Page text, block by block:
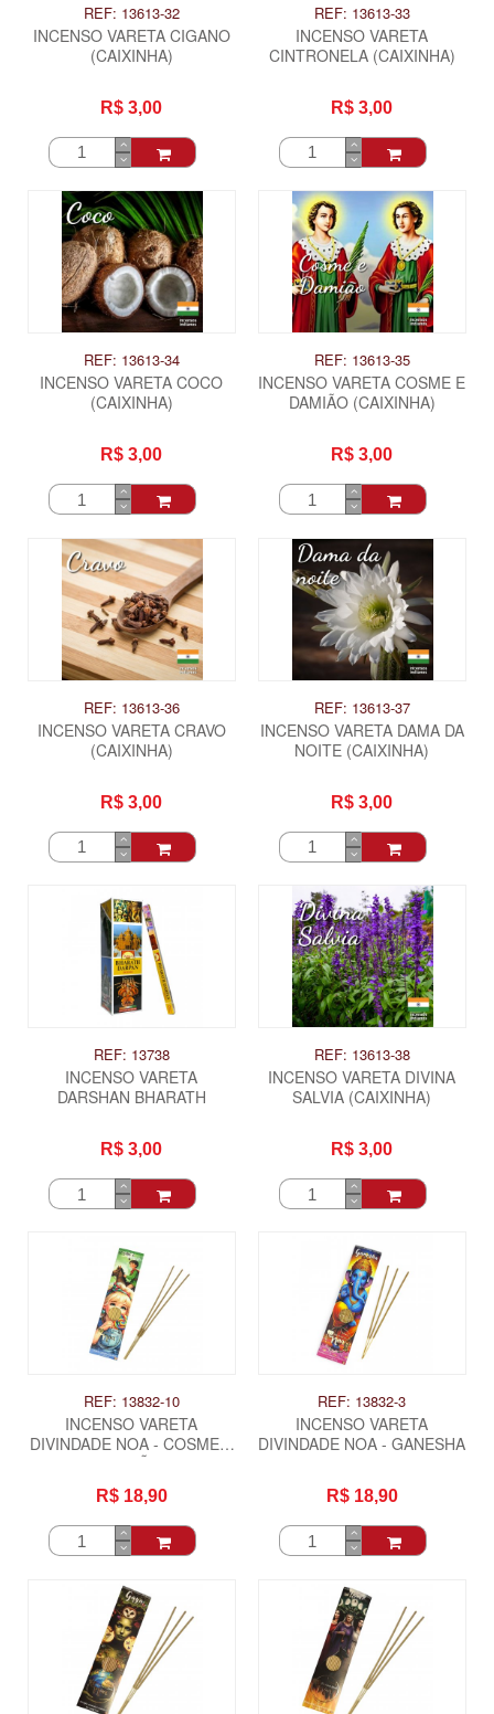
REF: 13613-32
INCENSO VARETA CIGANO
(CAIXINHA)
R$ 3,00
REF: 13613-33
INCENSO VARETA
CINTRONELA (CAIXINHA)
R$ 3,00
REF: 13613-34
INCENSO VARETA COCO
(CAIXINHA)
R$ 3,00
REF: 13613-35
INCENSO VARETA COSME E
DAMIÃO (CAIXINHA)
R$ 3,00
REF: 13613-36
INCENSO VARETA CRAVO
(CAIXINHA)
R$ 3,00
REF: 13613-37
INCENSO VARETA DAMA DA
NOITE (CAIXINHA)
R$ 3,00
REF: 13738
INCENSO VARETA
DARSHAN BHARATH
R$ 3,00
REF: 13613-38
INCENSO VARETA DIVINA
SALVIA (CAIXINHA)
R$ 3,00
REF: 13832-10
INCENSO VARETA
DIVINDADE NOA - COSME E
DAMIÃO
R$ 18,90
REF: 13832-3
INCENSO VARETA
DIVINDADE NOA - GANESHA
R$ 18,90